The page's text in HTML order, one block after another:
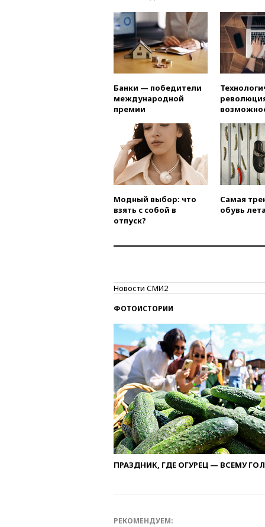
Банки — победители
международной
премии
Модный выбор: что
взять с собой в
отпуск?
Самая
обувь
Новости СМИ2
ФОТОИСТОРИИ
ПРАЗДНИК, ГДЕ ОГУРЕЦ — ВСЕМУ
РЕКОМЕНДУЕМ: